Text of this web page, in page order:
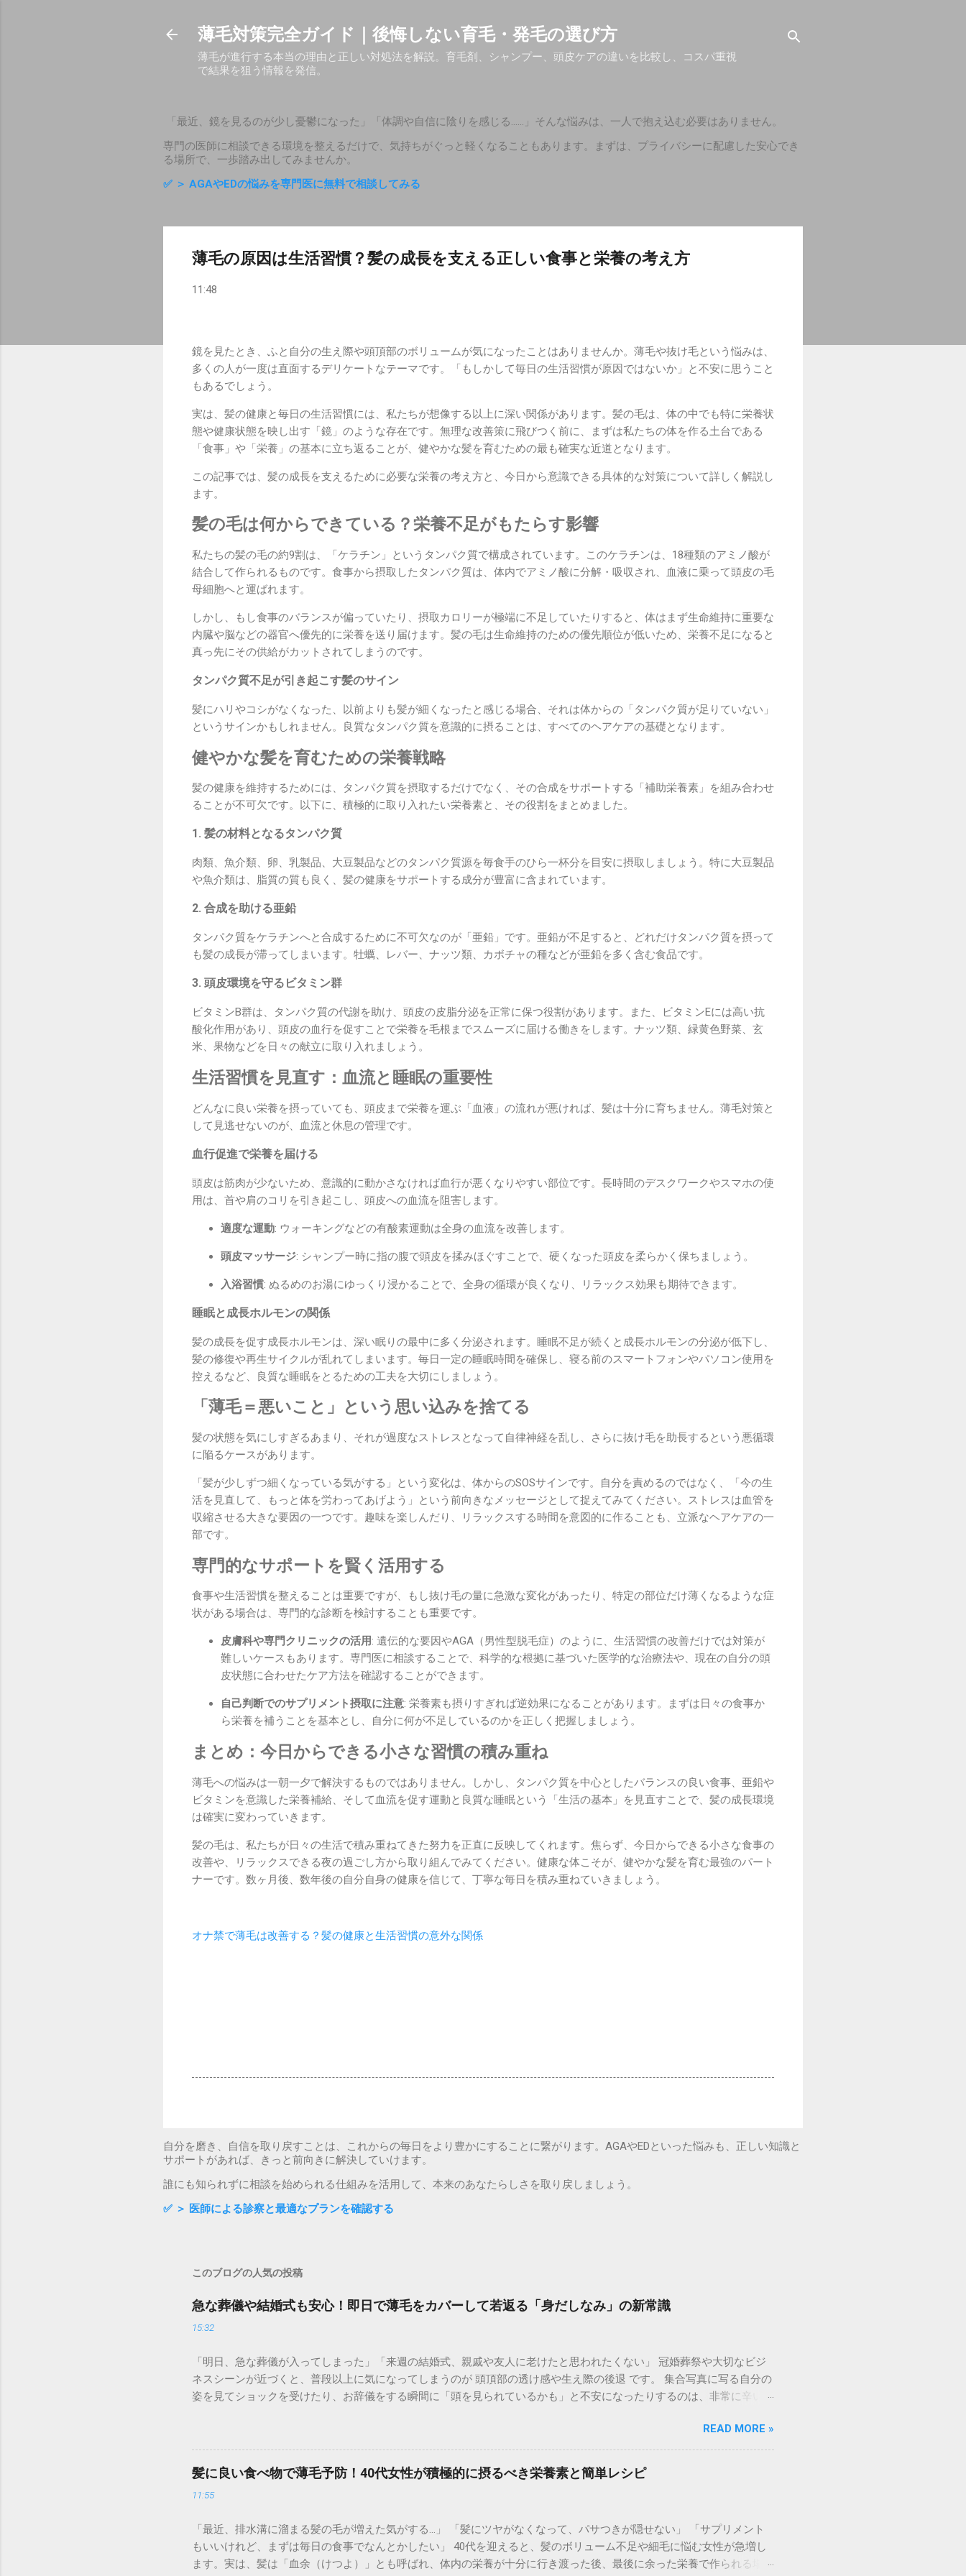
薄毛対策完全ガイド｜後悔しない育毛・発毛の選び方
薄毛が進行する本当の理由と正しい対処法を解説。育毛剤、シャンプー、頭皮ケアの違いを比較し、コスパ重視
で結果を狙う情報を発信。
「最近、鏡を見るのが少し憂鬱になった」「体調や自信に陰りを感じる……」そんな悩みは、一人で抱え込む必要はありません。
専門の医師に相談できる環境を整えるだけで、気持ちがぐっと軽くなることもあります。まずは、プライバシーに配慮した安心でき
る場所で、一歩踏み出してみませんか。
✅ ＞ AGAやEDの悩みを専門医に無料で相談してみる
薄毛の原因は生活習慣？髪の成長を支える正しい食事と栄養の考え方
11:48
鏡を見たとき、ふと自分の生え際や頭頂部のボリュームが気になったことはありませんか。薄毛や抜け毛という悩みは、
多くの人が一度は直面するデリケートなテーマです。「もしかして毎日の生活習慣が原因ではないか」と不安に思うこと
もあるでしょう。
実は、髪の健康と毎日の生活習慣には、私たちが想像する以上に深い関係があります。髪の毛は、体の中でも特に栄養状
態や健康状態を映し出す「鏡」のような存在です。無理な改善策に飛びつく前に、まずは私たちの体を作る土台である
「食事」や「栄養」の基本に立ち返ることが、健やかな髪を育むための最も確実な近道となります。
この記事では、髪の成長を支えるために必要な栄養の考え方と、今日から意識できる具体的な対策について詳しく解説し
ます。
髪の毛は何からできている？栄養不足がもたらす影響
私たちの髪の毛の約9割は、「ケラチン」というタンパク質で構成されています。このケラチンは、18種類のアミノ酸が
結合して作られるものです。食事から摂取したタンパク質は、体内でアミノ酸に分解・吸収され、血液に乗って頭皮の毛
母細胞へと運ばれます。
しかし、もし食事のバランスが偏っていたり、摂取カロリーが極端に不足していたりすると、体はまず生命維持に重要な
内臓や脳などの器官へ優先的に栄養を送り届けます。髪の毛は生命維持のための優先順位が低いため、栄養不足になると
真っ先にその供給がカットされてしまうのです。
タンパク質不足が引き起こす髪のサイン
髪にハリやコシがなくなった、以前よりも髪が細くなったと感じる場合、それは体からの「タンパク質が足りていない」
というサインかもしれません。良質なタンパク質を意識的に摂ることは、すべてのヘアケアの基礎となります。
健やかな髪を育むための栄養戦略
髪の健康を維持するためには、タンパク質を摂取するだけでなく、その合成をサポートする「補助栄養素」を組み合わせ
ることが不可欠です。以下に、積極的に取り入れたい栄養素と、その役割をまとめました。
1. 髪の材料となるタンパク質
肉類、魚介類、卵、乳製品、大豆製品などのタンパク質源を毎食手のひら一杯分を目安に摂取しましょう。特に大豆製品
や魚介類は、脂質の質も良く、髪の健康をサポートする成分が豊富に含まれています。
2. 合成を助ける亜鉛
タンパク質をケラチンへと合成するために不可欠なのが「亜鉛」です。亜鉛が不足すると、どれだけタンパク質を摂って
も髪の成長が滞ってしまいます。牡蠣、レバー、ナッツ類、カボチャの種などが亜鉛を多く含む食品です。
3. 頭皮環境を守るビタミン群
ビタミンB群は、タンパク質の代謝を助け、頭皮の皮脂分泌を正常に保つ役割があります。また、ビタミンEには高い抗
酸化作用があり、頭皮の血行を促すことで栄養を毛根までスムーズに届ける働きをします。ナッツ類、緑黄色野菜、玄
米、果物などを日々の献立に取り入れましょう。
生活習慣を見直す：血流と睡眠の重要性
どんなに良い栄養を摂っていても、頭皮まで栄養を運ぶ「血液」の流れが悪ければ、髪は十分に育ちません。薄毛対策と
して見逃せないのが、血流と休息の管理です。
血行促進で栄養を届ける
頭皮は筋肉が少ないため、意識的に動かさなければ血行が悪くなりやすい部位です。長時間のデスクワークやスマホの使
用は、首や肩のコリを引き起こし、頭皮への血流を阻害します。
適度な運動: ウォーキングなどの有酸素運動は全身の血流を改善します。
頭皮マッサージ: シャンプー時に指の腹で頭皮を揉みほぐすことで、硬くなった頭皮を柔らかく保ちましょう。
入浴習慣: ぬるめのお湯にゆっくり浸かることで、全身の循環が良くなり、リラックス効果も期待できます。
睡眠と成長ホルモンの関係
髪の成長を促す成長ホルモンは、深い眠りの最中に多く分泌されます。睡眠不足が続くと成長ホルモンの分泌が低下し、
髪の修復や再生サイクルが乱れてしまいます。毎日一定の睡眠時間を確保し、寝る前のスマートフォンやパソコン使用を
控えるなど、良質な睡眠をとるための工夫を大切にしましょう。
「薄毛＝悪いこと」という思い込みを捨てる
髪の状態を気にしすぎるあまり、それが過度なストレスとなって自律神経を乱し、さらに抜け毛を助長するという悪循環
に陥るケースがあります。
「髪が少しずつ細くなっている気がする」という変化は、体からのSOSサインです。自分を責めるのではなく、「今の生
活を見直して、もっと体を労わってあげよう」という前向きなメッセージとして捉えてみてください。ストレスは血管を
収縮させる大きな要因の一つです。趣味を楽しんだり、リラックスする時間を意図的に作ることも、立派なヘアケアの一
部です。
専門的なサポートを賢く活用する
食事や生活習慣を整えることは重要ですが、もし抜け毛の量に急激な変化があったり、特定の部位だけ薄くなるような症
状がある場合は、専門的な診断を検討することも重要です。
皮膚科や専門クリニックの活用: 遺伝的な要因やAGA（男性型脱毛症）のように、生活習慣の改善だけでは対策が
難しいケースもあります。専門医に相談することで、科学的な根拠に基づいた医学的な治療法や、現在の自分の頭
皮状態に合わせたケア方法を確認することができます。
自己判断でのサプリメント摂取に注意: 栄養素も摂りすぎれば逆効果になることがあります。まずは日々の食事か
ら栄養を補うことを基本とし、自分に何が不足しているのかを正しく把握しましょう。
まとめ：今日からできる小さな習慣の積み重ね
薄毛への悩みは一朝一夕で解決するものではありません。しかし、タンパク質を中心としたバランスの良い食事、亜鉛や
ビタミンを意識した栄養補給、そして血流を促す運動と良質な睡眠という「生活の基本」を見直すことで、髪の成長環境
は確実に変わっていきます。
髪の毛は、私たちが日々の生活で積み重ねてきた努力を正直に反映してくれます。焦らず、今日からできる小さな食事の
改善や、リラックスできる夜の過ごし方から取り組んでみてください。健康な体こそが、健やかな髪を育む最強のパート
ナーです。数ヶ月後、数年後の自分自身の健康を信じて、丁寧な毎日を積み重ねていきましょう。
オナ禁で薄毛は改善する？髪の健康と生活習慣の意外な関係
自分を磨き、自信を取り戻すことは、これからの毎日をより豊かにすることに繋がります。AGAやEDといった悩みも、正しい知識と
サポートがあれば、きっと前向きに解決していけます。
誰にも知られずに相談を始められる仕組みを活用して、本来のあなたらしさを取り戻しましょう。
✅ ＞ 医師による診察と最適なプランを確認する
このブログの人気の投稿
急な葬儀や結婚式も安心！即日で薄毛をカバーして若返る「身だしなみ」の新常識
15:32
「明日、急な葬儀が入ってしまった」「来週の結婚式、親戚や友人に老けたと思われたくない」 冠婚葬祭や大切なビジ
ネスシーンが近づくと、普段以上に気になってしまうのが 頭頂部の透け感や生え際の後退 です。 集合写真に写る自分の
姿を見てショックを受けたり、お辞儀をする瞬間に「頭を見られているかも」と不安になったりするのは、非常に辛いも
日で薄毛をカバーして若々しい印象を取り戻すテクニック が定着しつつあります。マナーとしての清潔感を整え、自信
を持って参列するための「失敗しない薄毛隠し術」を徹底解説します。 なぜ冠婚葬祭では「薄毛カバー」が重要なの
か？ 冠婚葬祭は、久々に会う親戚や知人が一堂に会する場です。そこでの第一印象は、その後のイメージに大きく影響
を与えます。 礼服（ブラックスーツ）とのコントラスト : 黒い服を着ると、肌の白さが強調されます。そのため、地肌の
透けが普段よりも目立ってしまう傾向があります。 写真や動画に残る : 結婚式などの慶事では、一生残る写真に記録され
ます。ボリュームを補うことで、健康的でハツラツとした印象を演出できます。 即日で変身！シーン別・最適な薄毛隠
しアイテムの選び方 用途に合わせて、最も「バレにくい」ものを選ぶのが成功の鍵です。 1. 葬儀・告別式：マットで落
ち着いた「増毛パウダー」 厳かな場では、髪に不自然なツヤが出すぎないことが重要です。 特徴 : 微細な繊維が地肌の
READ MORE »
髪に良い食べ物で薄毛予防！40代女性が積極的に摂るべき栄養素と簡単レシピ
11:55
「最近、排水溝に溜まる髪の毛が増えた気がする…」 「髪にツヤがなくなって、パサつきが隠せない」 「サプリメント
もいいけれど、まずは毎日の食事でなんとかしたい」 40代を迎えると、髪のボリューム不足や細毛に悩む女性が急増し
ます。実は、髪は「血余（けつよ）」とも呼ばれ、体内の栄養が十分に行き渡った後、最後に余った栄養で作られる場